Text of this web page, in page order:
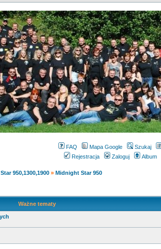
FAQ Mapa Google Szukaj
Rejestracja
Zaloguj Album
950,1300,1900 » Midnight Star 950
Ważne tematy